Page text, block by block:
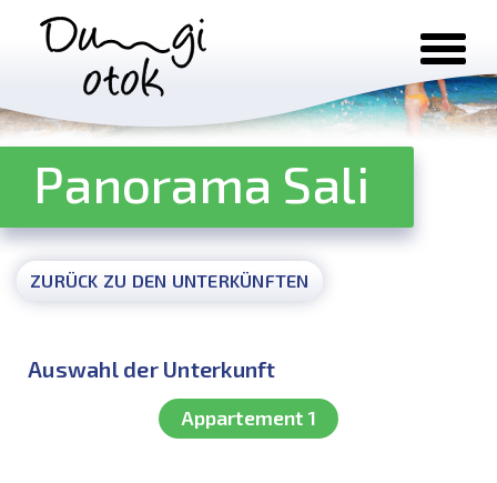
Zum Inhalt springen
Panorama Sali
ZURÜCK ZU DEN UNTERKÜNFTEN
Auswahl der Unterkunft
Appartement 1